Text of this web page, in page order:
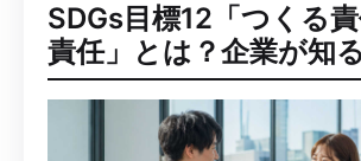
SDGs目標12「つくる
責任」とは？企業が知